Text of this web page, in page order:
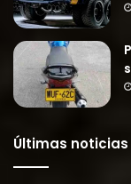
Últimas noticias